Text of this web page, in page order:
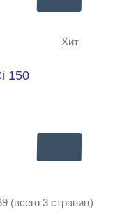
Хит
150
(всего 3 страниц)